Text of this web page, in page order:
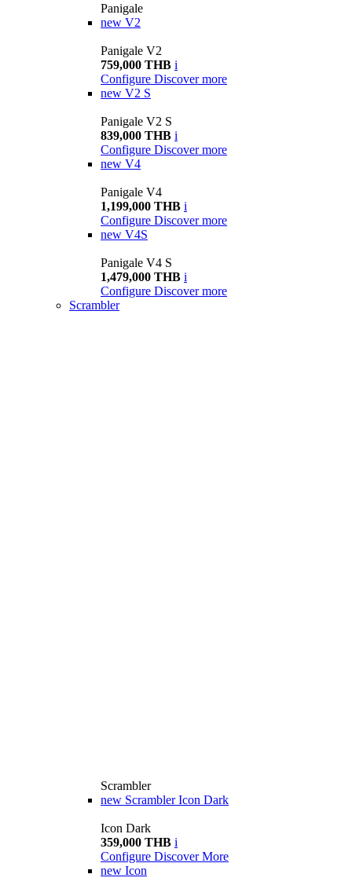
Panigale
new V2
Panigale V2
759,000 THB i
Configure Discover more
new V2 S
Panigale V2 S
839,000 THB i
Configure Discover more
new V4
Panigale V4
1,199,000 THB i
Configure Discover more
new V4S
Panigale V4 S
1,479,000 THB i
Configure Discover more
Scrambler
Scrambler
new Scrambler Icon Dark
Icon Dark
359,000 THB i
Configure Discover More
new Icon